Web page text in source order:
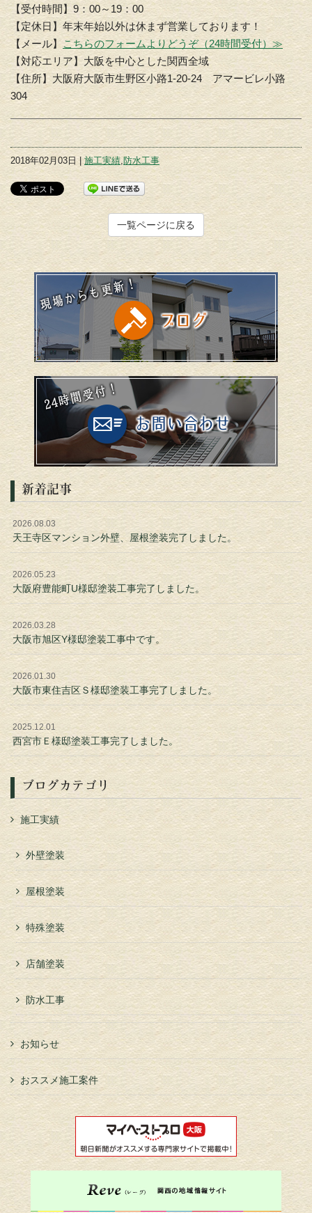
【受付時間】9：00～19：00
【定休日】年末年始以外は休まず営業しております！
【メール】 こちらのフォームよりどうぞ（24時間受付）≫
【対応エリア】大阪を中心とした関西全域
【住所】大阪府大阪市生野区小路1-20-24 アマービレ小路
304
2018年02月03日 |施工実績 防水工事
一覧ページに戻る
新着記事
2026.08.03
天王寺区マンション外壁、屋根塗装完了しました。
2026.05.23
大阪府豊能町U様邸塗装工事完了しました。
2026.03.28
大阪市旭区Y様邸塗装工事中です。
2026.01.30
大阪市東住吉区Ｓ様邸塗装工事完了しました。
2025.12.01
西宮市Ｅ様邸塗装工事完了しました。
ブログカテゴリ
施工実績
外壁塗装
屋根塗装
特殊塗装
店舗塗装
防水工事
お知らせ
おススメ施工案件